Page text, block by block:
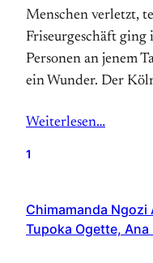
Menschen verletzt,
Friseurgeschäft ging
Personen an jenem
ein Wunder. Der
Weiterlesen…
1
Chimamanda Ngozi
Tupoka Ogette,